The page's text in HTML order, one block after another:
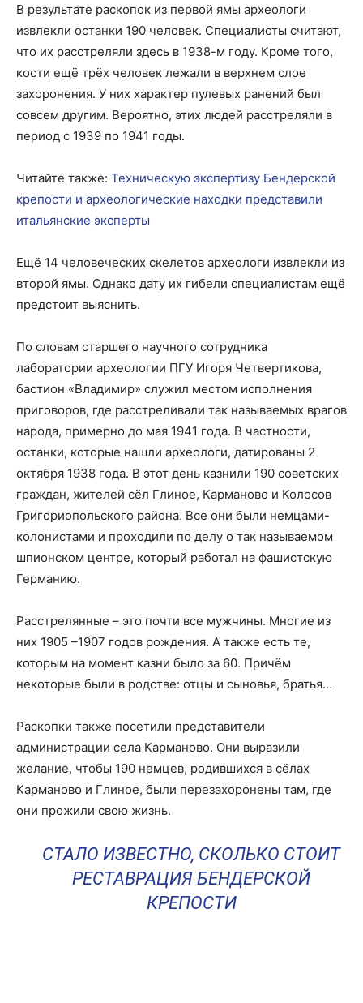
В результате раскопок из первой ямы археологи
извлекли останки 190 человек. Специалисты считают,
что их расстреляли здесь в 1938-м году. Кроме того,
кости ещё трёх человек лежали в верхнем слое
захоронения. У них характер пулевых ранений был
совсем другим. Вероятно, этих людей расстреляли в
период с 1939 по 1941 годы.
Читайте также: Техническую экспертизу Бендерской
крепости и археологические находки представили
итальянские эксперты
Ещё 14 человеческих скелетов археологи извлекли из
второй ямы. Однако дату их гибели специалистам ещё
предстоит выяснить.
По словам старшего научного сотрудника
лаборатории археологии ПГУ Игоря Четвертикова,
бастион «Владимир» служил местом исполнения
приговоров, где расстреливали так называемых врагов
народа, примерно до мая 1941 года. В частности,
останки, которые нашли археологи, датированы 2
октября 1938 года. В этот день казнили 190 советских
граждан, жителей сёл Глиное, Карманово и Колосов
Григориопольского района. Все они были немцами-
колонистами и проходили по делу о так называемом
шпионском центре, который работал на фашистскую
Германию.
Расстрелянные – это почти все мужчины. Многие из
них 1905 –1907 годов рождения. А также есть те,
которым на момент казни было за 60. Причём
некоторые были в родстве: отцы и сыновья, братья…
Раскопки также посетили представители
администрации села Карманово. Они выразили
желание, чтобы 190 немцев, родившихся в сёлах
Карманово и Глиное, были перезахоронены там, где
они прожили свою жизнь.
СТАЛО ИЗВЕСТНО, СКОЛЬКО СТОИТ
РЕСТАВРАЦИЯ БЕНДЕРСКОЙ
КРЕПОСТИ